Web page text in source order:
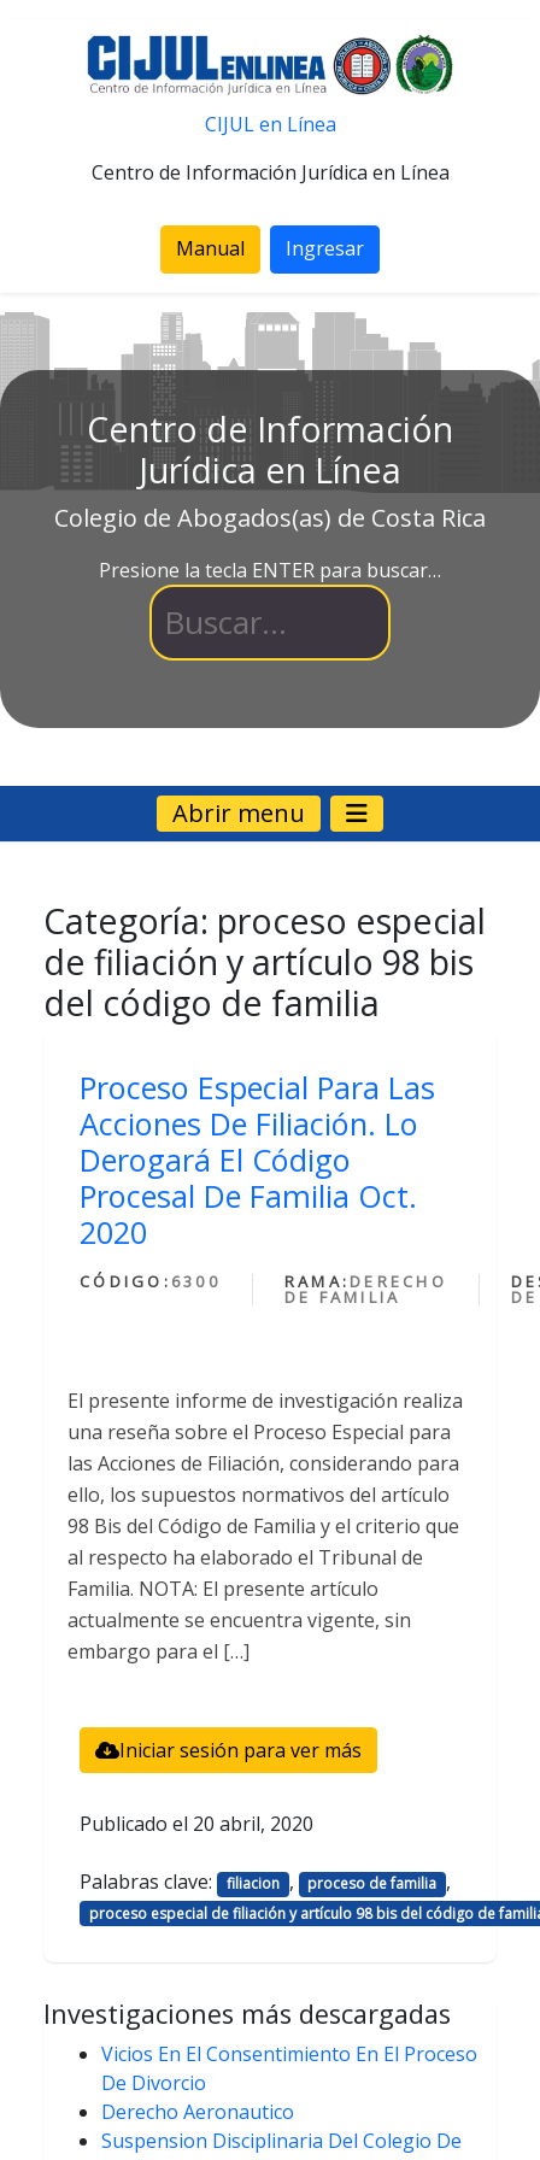
CIJUL en Línea
Centro de Información Jurídica en Línea
Manual Ingresar
Centro de Información
Jurídica en Línea
Colegio de Abogados(as) de Costa Rica
Presione la tecla ENTER para buscar…
Abrir menu
Categoría: proceso especial
de filiación y artículo 98 bis
del código de familia
Proceso Especial Para Las
Acciones De Filiación. Lo
Derogará El Código
Procesal De Familia Oct.
2020
CÓDIGO: 6300 RAMA: DERECHO
DE FAMILIA
El presente informe de investigación realiza
una reseña sobre el Proceso Especial para
las Acciones de Filiación, considerando para
ello, los supuestos normativos del artículo
98 Bis del Código de Familia y el criterio que
al respecto ha elaborado el Tribunal de
Familia. NOTA: El presente artículo
actualmente se encuentra vigente, sin
embargo para el […]
Iniciar sesión para ver más
Publicado el 20 abril, 2020
Palabras clave: filiacion , proceso de familia ,
proceso especial de filiación y artículo 98 bis del código de
Investigaciones más descargadas
Vicios En El Consentimiento En El Proceso
De Divorcio
Derecho Aeronautico
Suspension Disciplinaria Del Colegio De